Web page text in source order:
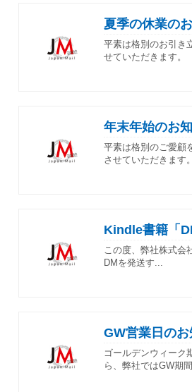
夏季の休業の
平素は格別のお引き
せていただきます。
年末年始のお
平素は格別のご愛顧
させていただきます
Kindle書籍「
この度、弊社株式
DMを発送す...
GW営業日の
ゴールデンウィーク
ら、弊社ではGW期間